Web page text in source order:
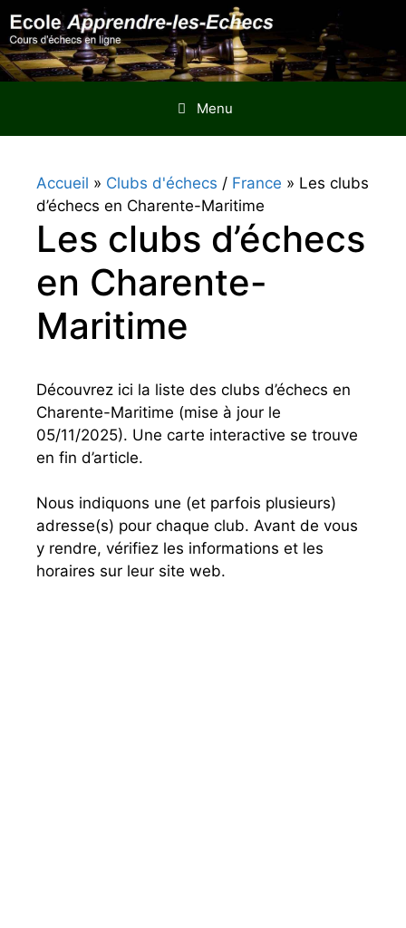
Aller
au
contenu
Menu
Accueil » Clubs d'échecs / France » Les clubs
d’échecs en Charente-Maritime
Les clubs d’échecs
en Charente-
Maritime
Découvrez ici la liste des clubs d’échecs en
Charente-Maritime (mise à jour le
05/11/2025). Une carte interactive se trouve
en fin d’article.
Nous indiquons une (et parfois plusieurs)
adresse(s) pour chaque club. Avant de vous
y rendre, vérifiez les informations et les
horaires sur leur site web.